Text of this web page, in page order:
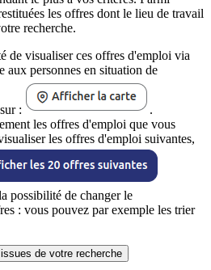
les offres dont le lieu de travail
recherche.
de visualiser ces offres d'emploi via
aux personnes en situation de
:
.
les offres d'emploi que vous
les offres d'emploi suivantes,
possibilité de changer le
: vous pouvez par exemple les trier
de votre recherche